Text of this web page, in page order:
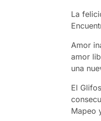
La
Amor
amor
una
El
Mapeo